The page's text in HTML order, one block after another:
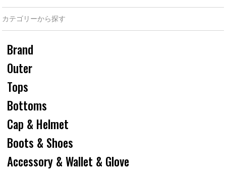
カテゴリーから探す
Brand
Outer
Tops
Bottoms
Cap & Helmet
Boots & Shoes
Accessory & Wallet & Glove